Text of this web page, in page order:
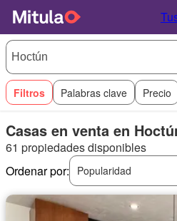
Filtros Palabras clave Precio
Casas en venta en
61 propiedades disponibles
Ordenar por:
Popularidad